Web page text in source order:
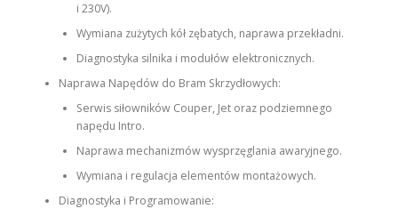
i 230V).
Wymiana zużytych kół zębatych, naprawa przekładni.
Diagnostyka silnika i modułów elektronicznych.
Naprawa Napędów do Bram Skrzydłowych:
Serwis siłowników Couper, Jet oraz podziemnego
napędu Intro.
Naprawa mechanizmów wysprzęglania awaryjnego.
Wymiana i regulacja elementów montażowych.
Diagnostyka i Programowanie: